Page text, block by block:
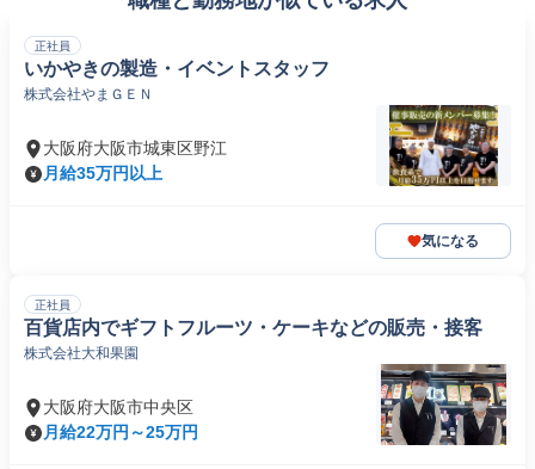
正社員
いかやきの製造・イベントスタッフ
株式会社やまＧＥＮ
大阪府大阪市城東区野江
月給35万円以上
気になる
正社員
百貨店内でギフトフルーツ・ケーキなどの販売・接客
株式会社大和果園
大阪府大阪市中央区
月給22万円～25万円